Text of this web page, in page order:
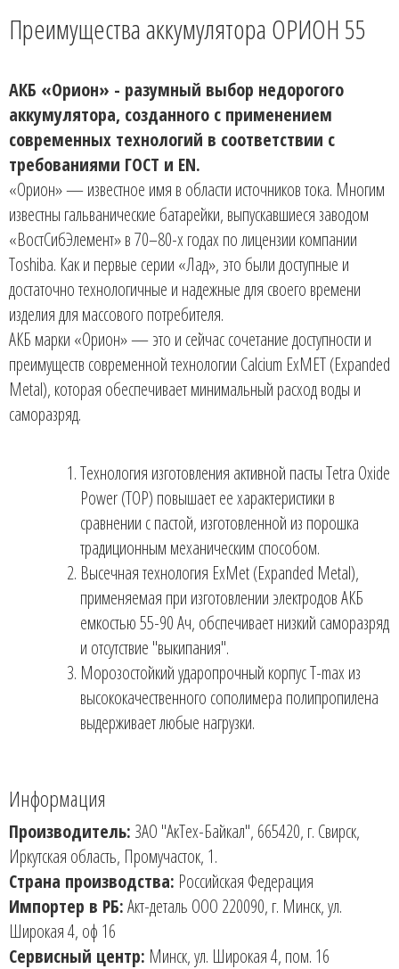
Преимущества аккумулятора ОРИОН 55
АКБ «Орион» - разумный выбор недорогого
аккумулятора, созданного с применением
современных технологий в соответствии с
требованиями ГОСТ и EN.
«Орион» — известное имя в области источников тока. Многим
известны гальванические батарейки, выпускавшиеся заводом
«ВостСибЭлемент» в 70–80-х годах по лицензии компании
Toshiba. Как и первые серии «Лад», это были доступные и
достаточно технологичные и надежные для своего времени
изделия для массового потребителя.
АКБ марки «Орион» — это и сейчас сочетание доступности и
преимуществ современной технологии Calcium ExMET (Expanded
Metal), которая обеспечивает минимальный расход воды и
саморазряд.
Технология изготовления активной пастыTetra Oxide
Power (TOP) повышает ее характеристики в
сравнении с пастой, изготовленной из порошка
традиционным механическим способом.
Высечная технология ExMet (Expanded Metal),
применяемая при изготовлении электродов АКБ
емкостью 55-90 Ач, обспечивает низкий саморазряд
и отсутствие "выкипания".
Морозостойкий ударопрочный корпусT-max из
высококачественного сополимера полипропилена
выдерживает любые нагрузки.
Информация
Производитель: ЗАО "АкТех-Байкал", 665420, г. Свирск,
Иркутская область, Промучасток, 1.
Страна производства: Российская Федерация
Импортер в РБ:Акт-деталь ООО 220090, г. Минск, ул.
Широкая 4, оф 16
Сервисный центр: Минск, ул. Широкая 4, пом. 16